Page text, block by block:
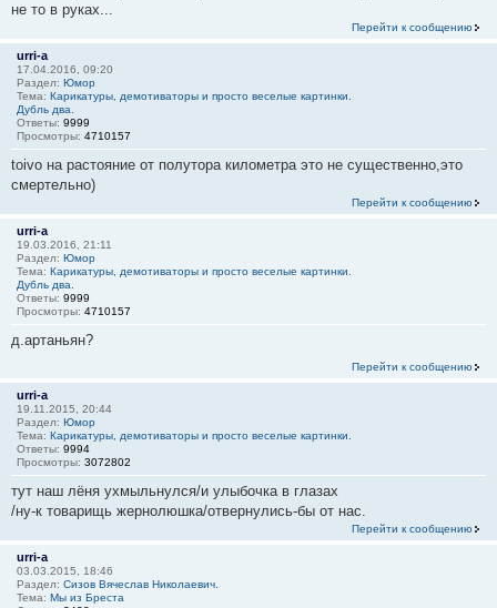
не то в руках...
Перейти к сообщению
urri-a
17.04.2016, 09:20
Раздел: Юмор
Тема: Карикатуры, демотиваторы и просто веселые картинки.
Дубль два.
Ответы: 9999
Просмотры: 4710157
toivo на растояние от полутора километра это не существенно,это
смертельно)
Перейти к сообщению
urri-a
19.03.2016, 21:11
Раздел: Юмор
Тема: Карикатуры, демотиваторы и просто веселые картинки.
Дубль два.
Ответы: 9999
Просмотры: 4710157
д.артаньян?
Перейти к сообщению
urri-a
19.11.2015, 20:44
Раздел: Юмор
Тема: Карикатуры, демотиваторы и просто веселые картинки.
Ответы: 9994
Просмотры: 3072802
тут наш лёня ухмыльнулся/и улыбочка в глазах
/ну-к товарищь жернолюшка/отвернулись-бы от нас.
Перейти к сообщению
urri-a
03.03.2015, 18:46
Раздел: Сизов Вячеслав Николаевич.
Тема: Мы из Бреста